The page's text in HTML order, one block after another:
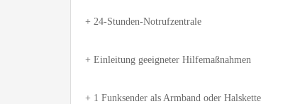
+ 24-Stunden-Notrufzentrale
+ Einleitung geeigneter Hilfemaßnahmen
+ 1 Funksender als Armband oder Halskette